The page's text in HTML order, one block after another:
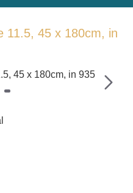
11.5, 45 x 180cm, in